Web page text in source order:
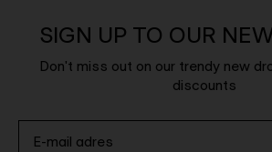
SIGN UP TO OUR
Don't miss out on our trendy new
discounts